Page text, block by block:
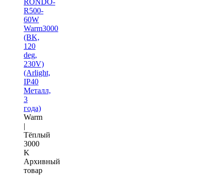
R500-
60W
Warm3000
(BK,
120
deg,
230V)
(Arlight,
IP40
Металл,
3
года)
Warm
|
Тёплый
3000
K
Архивный
товар